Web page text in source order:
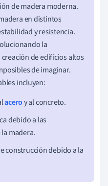
de madera moderna.
en distintos
y resistencia.
la
de edificios altos
de imaginar.
incluyen:
aceroy al concreto.
debido a las
madera.
construcción debido a la